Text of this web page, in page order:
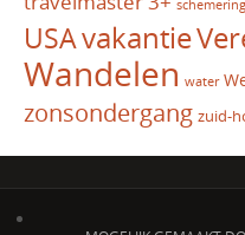
schemering
USAvakantie
Wandelen water
zonsondergang zuid-